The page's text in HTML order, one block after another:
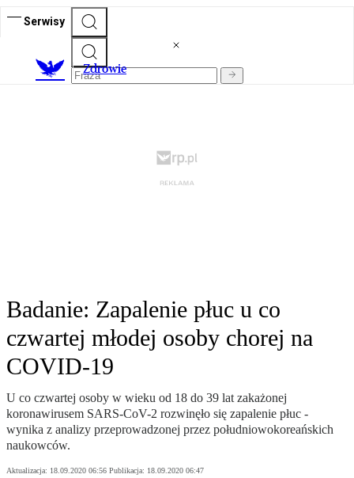
Serwisy
Zdrowie
Badanie: Zapalenie płuc u co
czwartej młodej osoby chorej na
COVID-19
U co czwartej osoby w wieku od 18 do 39 lat zakażonej
koronawirusem SARS-CoV-2 rozwinęło się zapalenie płuc -
wynika z analizy przeprowadzonej przez południowokoreańskich
naukowców.
Aktualizacja: 18.09.2020 06:56 Publikacja: 18.09.2020 06:47